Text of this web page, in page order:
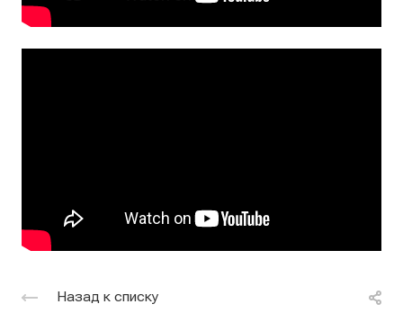
Назад к списку